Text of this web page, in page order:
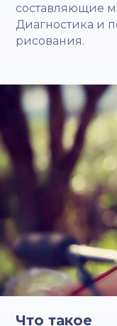
составляющие
Диагностика и
рисования.
Что такое